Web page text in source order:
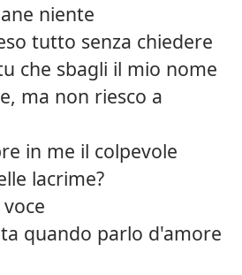
niente
tutto senza chiedere
che sbagli il mio nome
ma non riesco a
in me il colpevole
lacrime?
quando parlo d'amore